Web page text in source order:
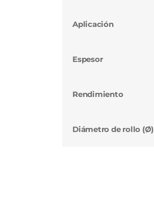
Aplicación
Espesor
Rendimiento
Diámetro de rollo (Ø)